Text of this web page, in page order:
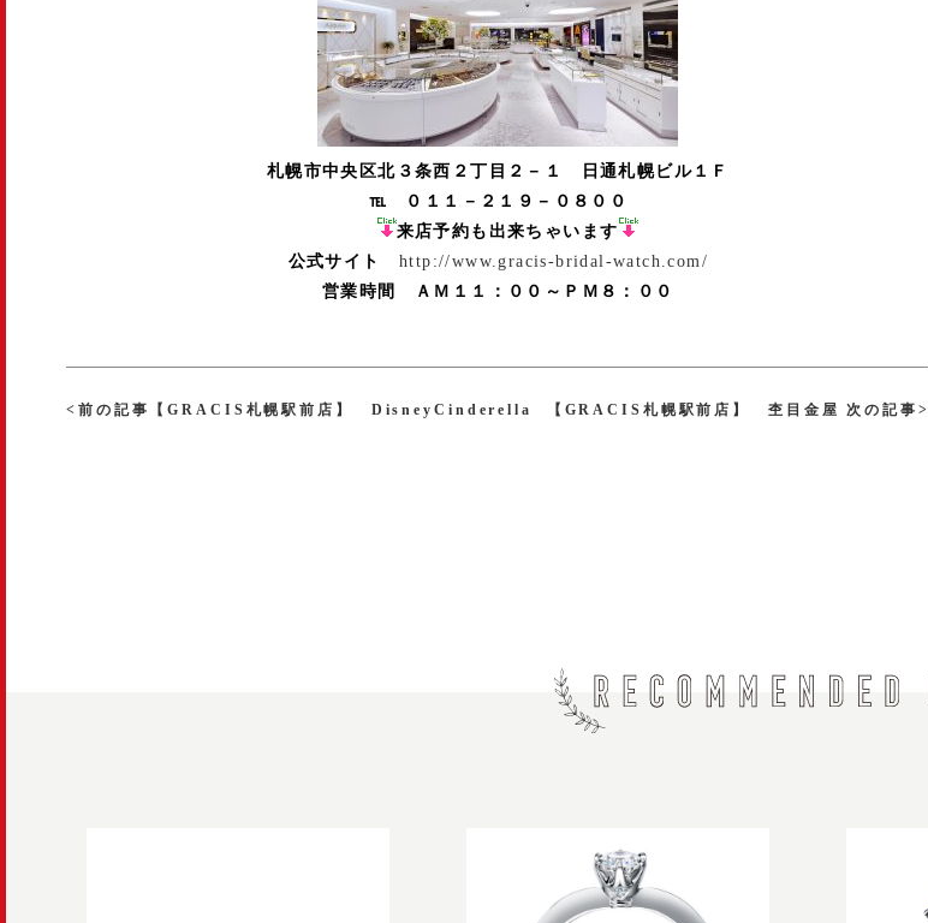
札幌市中央区北３条西２丁目２－１
日通札幌ビル１Ｆ
℡ ０１１－２１９－０８００
来店予約も出来ちゃいます
公式サイト
http://www.gracis-bridal-watch.com/
営業時間 ＡＭ１１：００～ＰＭ８：００
<前の記事【GRACIS札幌駅前店】 DisneyCinderella 【GRACIS札幌駅前店】 杢目金屋 次の記事>